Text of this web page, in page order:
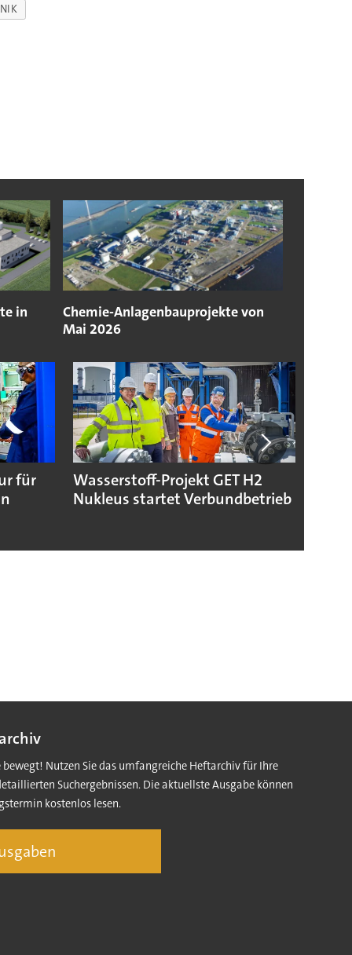
in
Chemie-Anlagenbauprojekte von
Mai 2026
für
Wasserstoff-Projekt GET H2
Nukleus startet Verbundbetrieb
bewegt! Nutzen Sie das umfangreiche Heftarchiv für Ihre
Suchergebnissen. Die aktuellste Ausgabe können
kostenlos lesen.